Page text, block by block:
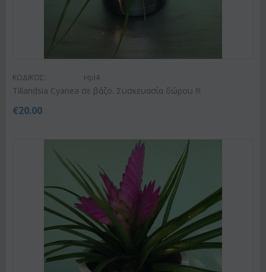
ΚΩΔΙΚΟΣ: Hpl4
Tillandsia Cyanea σε βάζο. Συσκευασία δώρου !!!
€20.00